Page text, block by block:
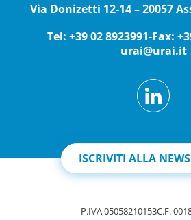
Via Donizetti 12-14 – 20057
Tel: +39 02 8923991-Fax:
urai@urai.it
ISCRIVITI ALLA
P.IVA 05058210153C.F.